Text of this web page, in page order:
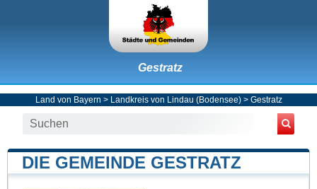
Gestratz
Land von Bayern > Landkreis von Lindau (Bodensee)> Gestratz
DIE GEMEINDE GESTRATZ